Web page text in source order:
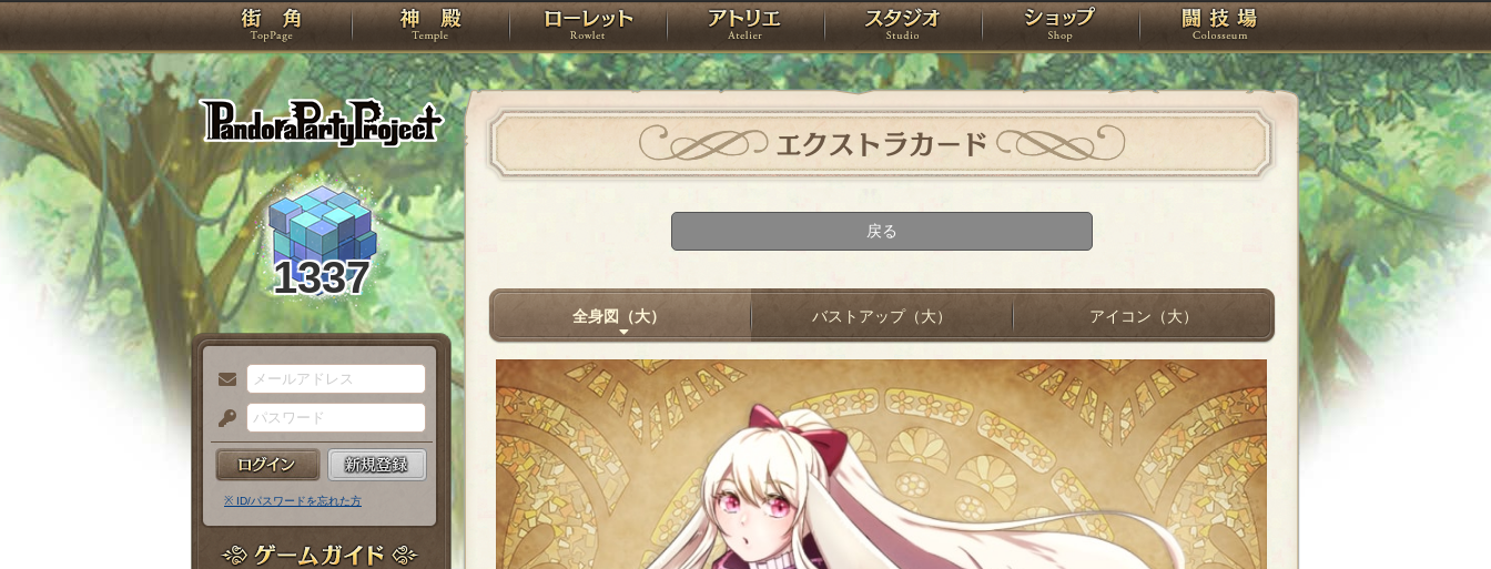
PandoraPartyProject
TOP 神殿 ローレット アトリエ スタジオ ショップ 闘技場
1337
メ
ー
ル
ア
ド
パ
ス
ー
※ ID/パスワードを忘れた方
エクストラカード
戻る
全身図（大） バストアップ（大） アイコン（大）